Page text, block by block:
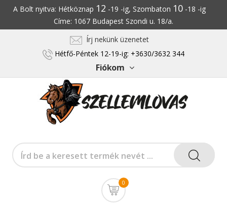
A Bolt nyitva: Hétköznap 12 -19 -ig, Szombaton 10-18 -ig
Címe: 1067 Budapest Szondi u. 18/a.
Írj nekünk üzenetet
Hétfő-Péntek 12-19-ig: +3630/3632 344
Fiókom
0